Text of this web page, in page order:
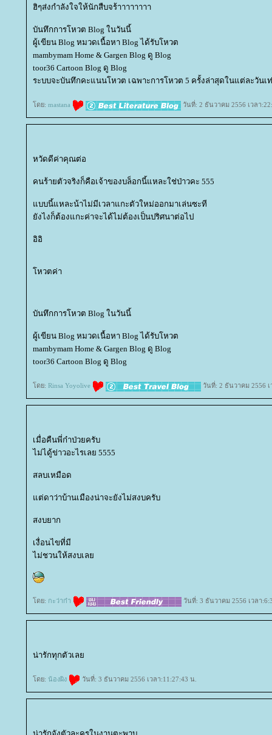
ฮิๆส่งกำลังใจให้นักสืบจร้าาาาาาาา
บันทึกการโหวต Blog ในวันนี้
ผู้เขียน Blog หมวดเนื้อหา Blog ได้รับโหวต
mambymam Home & Gargen Blog ดู Blog
toor36 Cartoon Blog ดู Blog
ระบบจะบันทึกคะแนนโหวต เฉพาะการโหวต 5 ครั้งล่าสุดในแต่ละวันเ
ดย: mastana วันที่: 2 ธันวาคม 2556 เวลา
หวัดดีค่าคุณต่อ
คนร้ายตัวจริงก็คือเจ้าของบล็อกนี้แหละใช่ป่าวคะ 555
บบนี้แหละน้าไม่มีเวลาแกะตัวใหม่ออกมาเล่นซะที
ังไงก็ต้องแกะค่าจะได้ไม่ต้องเป็นปริศนาต่อไป
อิอิ
หวตค่า
บันทึกการโหวต Blog ในวันนี้
ผู้เขียน Blog หมวดเนื้อหา Blog ได้รับโหวต
mambymam Home & Gargen Blog ดู Blog
toor36 Cartoon Blog ดู Blog
ดย: Rinsa Yoyolive วันที่: 2 ธันวาคม 2556 เ
เมื่อคืนพี่ก๋าป่วยครับ
ไม่ไดู้ข่าวอะไรเลย 5555
สลบเหมือด
ต่ดาว่าบ้านเมืองน่าจะยังไม่สงบครับ
สงบยาก
เงื่อนไขที่มี
ไม่ชวนให้สงบเล
ดย: กะว่าก๋า วันที่: 3 ธันวาคม 2556 เวลา
น่ารักทุกตัวเล
ดย: น้องผิง วันที่: 3 ธันวาคม 2556 เวลา:11:27:43 น.